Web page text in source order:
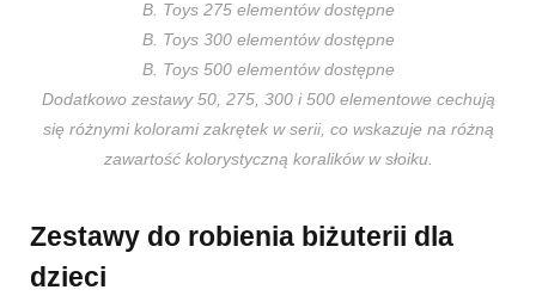
B. Toys 275 elementów dostępne
B. Toys 300 elementów dostępne
B. Toys 500 elementów dostępne
Dodatkowo zestawy 50, 275, 300 i 500 elementowe cechują
się różnymi kolorami zakrętek w serii, co wskazuje na różną
zawartość kolorystyczną koralików w słoiku.
Zestawy do robienia biżuterii dla
dzieci